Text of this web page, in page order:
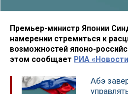
Премьер-министр Японии
намерении стремиться к
возможностей японо-
этом сообщает РИА
Абэ